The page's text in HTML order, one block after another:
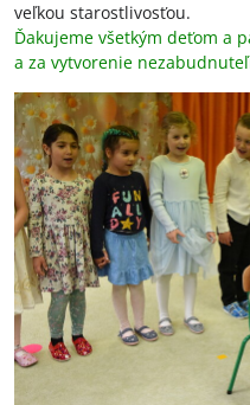
veľkou starostlivosťou.
Ďakujeme všetkým deťom a
a za vytvorenie